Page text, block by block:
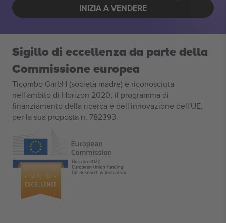
INIZIA A VENDERE
Sigillo di eccellenza da parte della
Commissione europea
Ticombo GmbH (società madre) è riconosciuta
nell'ambito di Horizon 2020, il programma di
finanziamento della ricerca e dell'innovazione dell'UE,
per la sua proposta n. 782393.